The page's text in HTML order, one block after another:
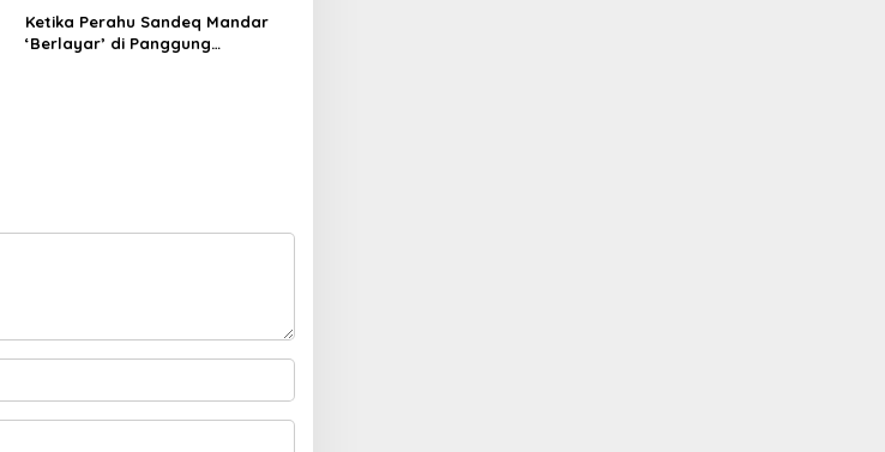
Ketika Perahu Sandeq Mandar
‘Berlayar’ di Panggung